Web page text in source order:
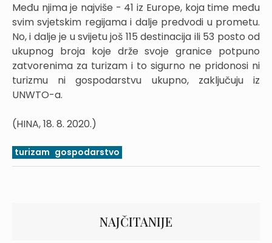
Među njima je najviše - 41 iz Europe, koja time među
svim svjetskim regijama i dalje predvodi u prometu.
No, i dalje je u svijetu još 115 destinacija ili 53 posto od
ukupnog broja koje drže svoje granice potpuno
zatvorenima za turizam i to sigurno ne pridonosi ni
turizmu ni gospodarstvu ukupno, zaključuju iz
UNWTO-a.
(HINA, 18. 8. 2020.)
turizam gospodarstvo
NAJČITANIJE